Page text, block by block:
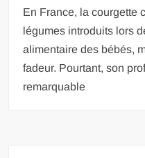
En France, la courgette
légumes introduits lors
alimentaire des bébés,
fadeur. Pourtant, son
remarquable